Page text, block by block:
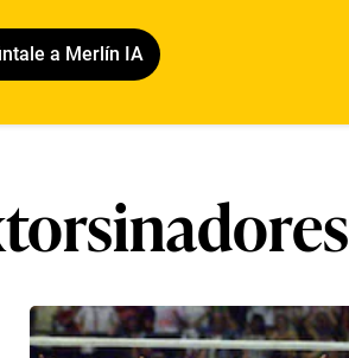
a Merlín IA